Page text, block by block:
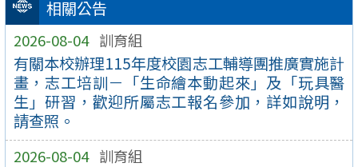
相關公告
2026-08-04 訓育組
有關本校辦理115年度校園志工輔導團推廣實施計
畫，志工培訓－「生命繪本動起來」及「玩具醫
生」研習，歡迎所屬志工報名參加，詳如說明，
請查照。
2026-08-04 訓育組